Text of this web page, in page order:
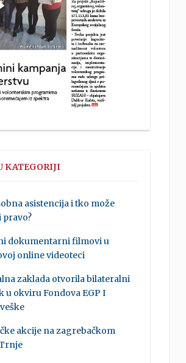
KATEGORIJI
asistencija i tko može
pravo?
dokumentarni filmovi u
online videoteci
zaklada otvorila bilateralni
u okviru Fondova EGP I
akcije na zagrebačkom